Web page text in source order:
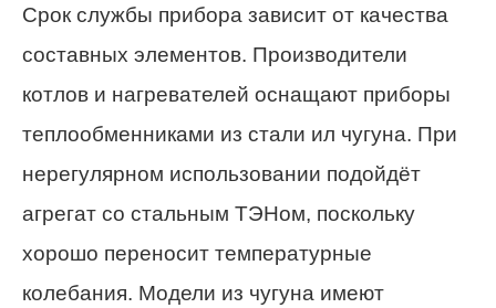
Срок службы прибора зависит от качества
составных элементов. Производители
котлов и нагревателей оснащают приборы
теплообменниками из стали ил чугуна. При
нерегулярном использовании подойдёт
агрегат со стальным ТЭНом, поскольку
хорошо переносит температурные
колебания. Модели из чугуна имеют